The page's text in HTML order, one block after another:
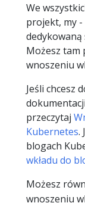
We
projekt, my
Możesz tam
wnoszeniu
Jeśli chcesz
przeczytaj
Kubernetes.
blogach
wkładu do
Możesz
wnoszeniu